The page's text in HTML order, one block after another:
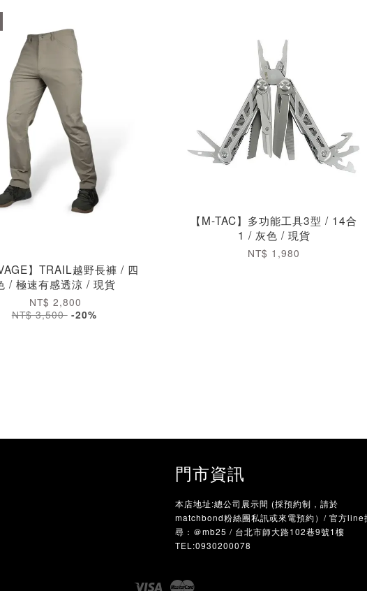
】TRAIL越野長褲 / 四
/ 極速有感透涼 / 現貨
NT$ 2,800
NT$ 3,500 -20%
【M-TAC】多功能工具3型 / 14合
1 / 灰色 / 現貨
NT$ 1,980
門市資訊
本店地址:總公司展示間 (採預約制，請於
matchbond粉絲團私訊或來電預約）/ 官方line
尋：＠mb25 / 台北市師大路102巷9號1樓
TEL:0930200078
Visa